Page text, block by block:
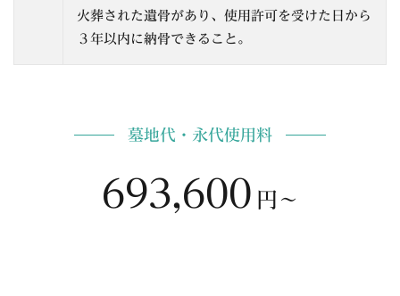
火葬された遺骨があり、使用許可を受けた日から
３年以内に納骨できること。
墓地代・永代使用料
693,600 円〜